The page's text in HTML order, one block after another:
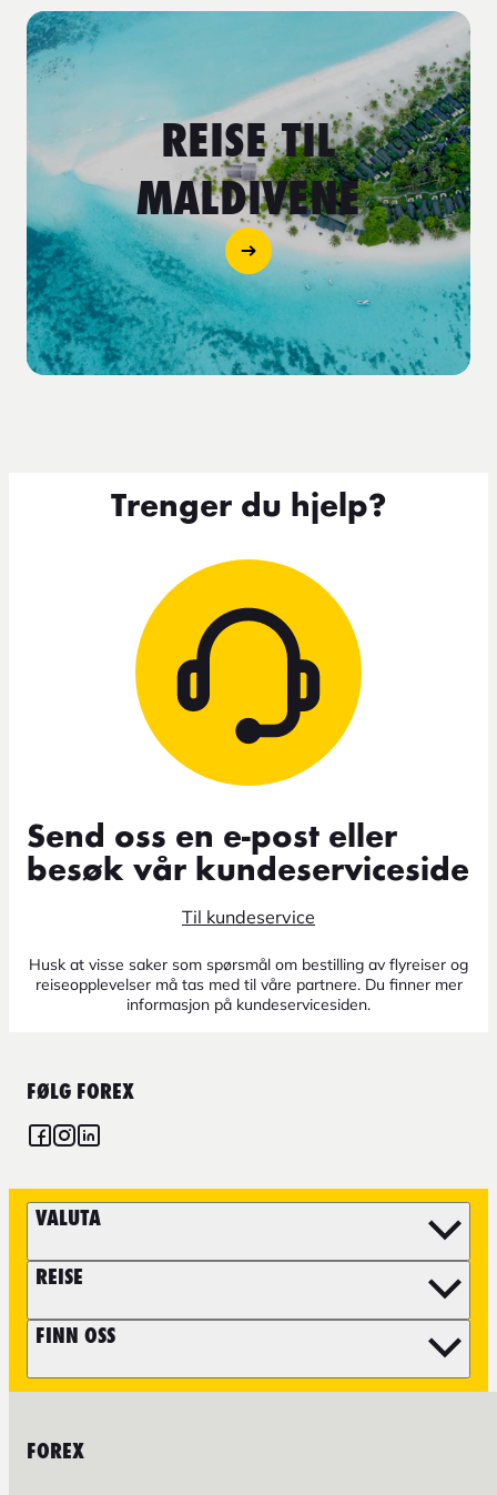
REISE TIL
MALDIVENE
Trenger du hjelp?
Send oss en e-post eller
besøk vår kundeserviceside
Til kundeservice
Husk at visse saker som spørsmål om bestilling av flyreiser og
reiseopplevelser må tas med til våre partnere. Du finner mer
informasjon på kundeservicesiden.
FØLG FOREX
VALUTA
REISE
FINN OSS
FOREX